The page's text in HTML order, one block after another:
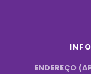
ENDEREÇO